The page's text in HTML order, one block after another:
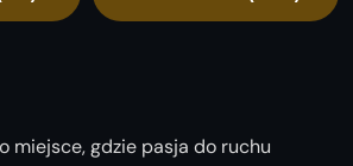
miejsce, gdzie pasja do ruchu